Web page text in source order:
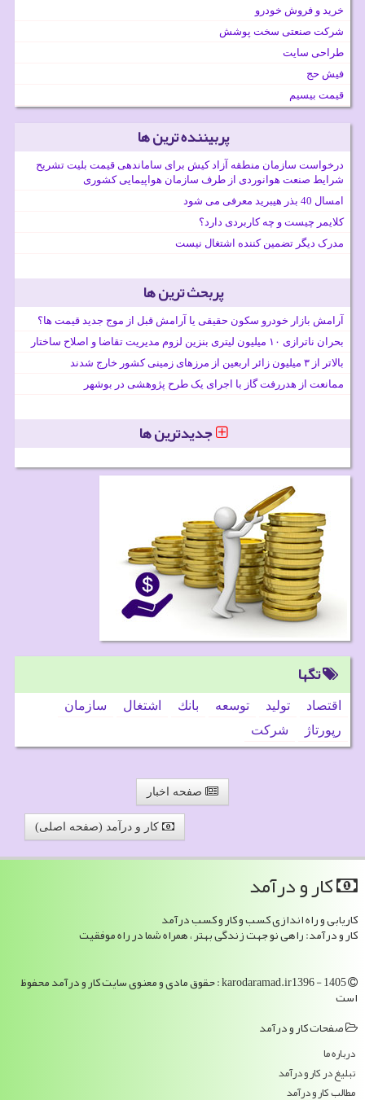
خرید و فروش خودرو
شرکت صنعتی سخت پوشش
طراحی سایت
فیش حج
قیمت بیسیم
پربیننده ترین ها
درخواست سازمان منطقه آزاد کیش برای ساماندهی قیمت بلیت تشریح
شرایط صنعت هوانوردی از طرف سازمان هواپیمایی کشوری
امسال 40 بذر هیبرید معرفی می شود
کلایمر چیست و چه کاربردی دارد؟
مدرک دیگر تضمین کننده اشتغال نیست
پربحث ترین ها
آرامش بازار خودرو سکون حقیقی یا آرامش قبل از موج جدید قیمت ها؟
بحران ناترازی ۱۰ میلیون لیتری بنزین لزوم مدیریت تقاضا و اصلاح ساختار
بالاتر از ۳ میلیون زائر اربعین از مرزهای زمینی کشور خارج شدند
ممانعت از هدررفت گاز با اجرای یک طرح پژوهشی در بوشهر
جدیدترین ها
تگها
اقتصاد تولید توسعه بانك اشتغال
سازمان
رپورتاژ
شركت
صفحه اخبار
کار و درآمد (صفحه اصلی)
كار و درآمد
کاریابی و راه اندازی کسب و کار و کسب درآمد
کار و درآمد: راهی نو جهت زندگی بهتر ، همراه شما در راه موفقیت
karodaramad.ir1396 - 1405 : حقوق مادی و معنوی سایت كار و درآمد محفوظ
است
صفحات كار و درآمد
درباره ما
تبلیغ در كار و درآمد
مطالب كار و درآمد